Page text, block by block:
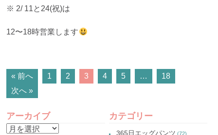
※ 2/ 11と24(祝)は
12〜18時営業します
POSTS
NAVIGATION
« 前へ 1 2 3 4 5 …
18
次へ »
アーカイブ
ア
カテゴリー
365日エッグパンツ (72)